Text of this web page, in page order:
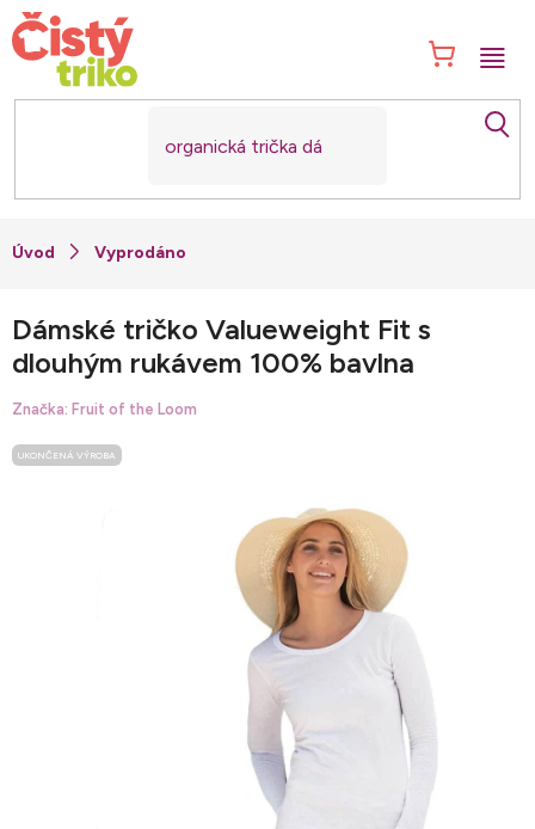
Přejít
na
obsah
Vyprodáno
Dámské tričko Valueweight Fit s
dlouhým rukávem 100% bavlna
Značka: Fruit of the Loom
UKONČENÁ VÝROBA